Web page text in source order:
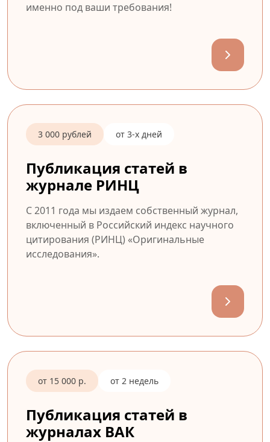
именно под ваши требования!
3 000 рублей от 3-х дней
Публикация статей в
журнале РИНЦ
С 2011 года мы издаем собственный журнал,
включенный в Российский индекс научного
цитирования (РИНЦ) «Оригинальные
исследования».
от 15 000 р. от 2 недель
Публикация статей в
журналах ВАК